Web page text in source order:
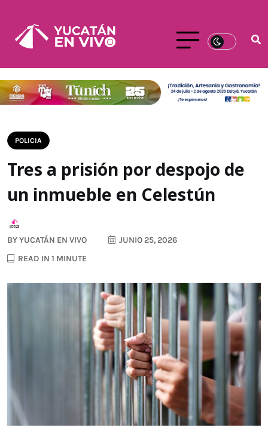
POLICIA
Tres a prisión por despojo de
un inmueble en Celestún
BYYUCATÁN EN VIVO
JUNIO 25, 2026
READ IN 1 MINUTE